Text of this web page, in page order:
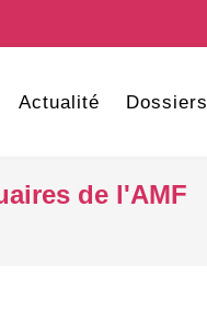
Actualité Dossiers
de l'AMF